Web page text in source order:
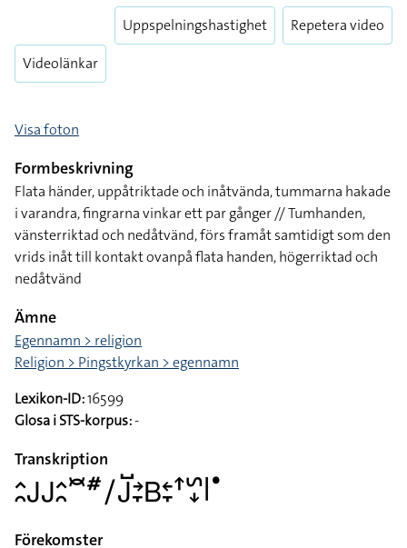
Videolänkar
Uppspelningshastighet Repetera video
Visa foton
Formbeskrivning
Flata händer, uppåtriktade och inåtvända, tummarna hakade
i varandra, fingrarna vinkar ett par gånger // Tumhanden,
vänsterriktad och nedåtvänd, förs framåt samtidigt som den
vrids inåt till kontakt ovanpå flata handen, högerriktad och
nedåtvänd
Ämne
Egennamn > religion
Religion > Pingstkyrkan > egennamn
Lexikon-ID:16599
Glosa i STS-korpus:-
Transkription
􌤵􌥘􌤢􌤢􌤵􌥘􌥫􌥺􌥠􌤢􌤹􌥔􌥙􌤧􌥓􌥙􌦃􌥲􌦊􌥼􌤟
Förekomster